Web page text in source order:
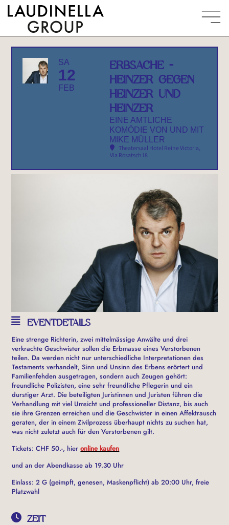
SA
12
FEB
ERBSACHE -
HEINZER GEGEN
HEINZER UND
HEINZER
EINE AMTLICHE
KOMÖDIE VON UND MIT
MIKE MÜLLER
Theatersaal Hotel Reine Victoria,
Via Rosatsch 18
EVENTDETAILS
Eine strenge Richterin, zwei mittelmässige Anwälte und drei
verkrachte Geschwister sollen die Erbmasse eines Verstorbenen
teilen. Da werden nicht nur unterschiedliche Interpretationen des
Testaments verhandelt, Sinn und Unsinn des Erbens erörtert und
Familienfehden ausgetragen, sondern auch Zeugen gehört:
freundliche Polizisten, eine sehr freundliche Pflegerin und ein
durstiger Arzt. Die beteiligten Juristinnen und Juristen führen die
Verhandlung mit viel Umsicht und professioneller Distanz, bis auch
sie ihre Grenzen erreichen und die Geschwister in einen Affektrausch
geraten, der in einem Zivilprozess überhaupt nichts zu suchen hat,
was nicht zuletzt auch für den Verstorbenen gilt.
Tickets: CHF 50.-, hieronline kaufen
und an der Abendkasse ab 19.30 Uhr
Einlass: 2 G (geimpft, genesen, Maskenpflicht) ab 20:00 Uhr, freie
Platzwahl
ZEIT